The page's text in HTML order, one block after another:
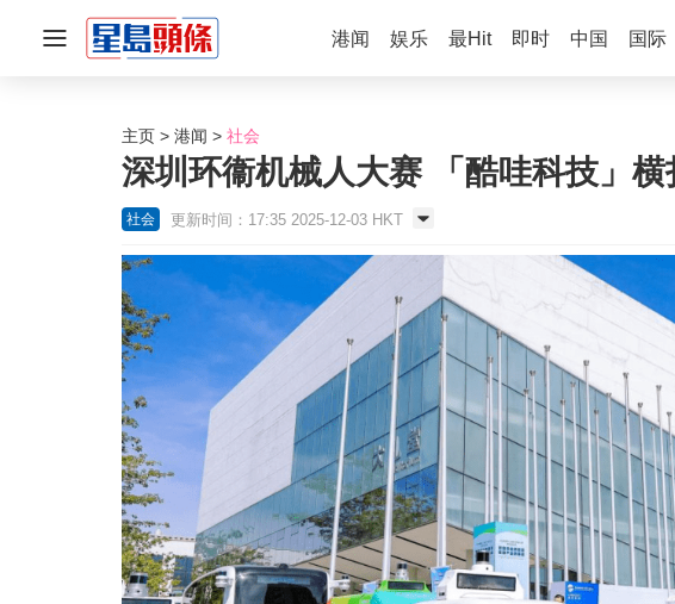
港闻 娱乐 最Hit 即时 中国 国际
主页 港闻 社会
深圳环衞机械人大赛 「酷哇科技」
社会 更新时间：17:35 2025-12-03 HKT